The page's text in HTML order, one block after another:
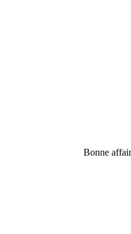
Bonne